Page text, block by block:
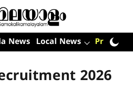
News Local News Premium
2026